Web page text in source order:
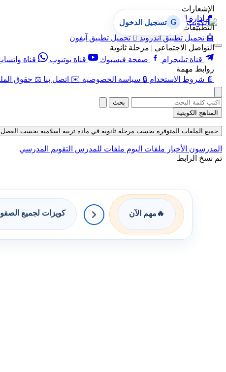
الإشعارات
🔔 إدارة الإشعارات
التطبيقات
🤖 تحميل تطبيق أندرويد  تحميل تطبيق آيفون
التواصل الاجتماعي | مرحلة ثانوية
قناة تيليجرام
صفحة فيسبوك قناة يوتيوب قناة
روابط مهمة
📄 شروط الاستخدام 🔒 سياسة الخصوصية ✉️ اتصل بنا ⚖️ حقوق
G تسجيل الدخول
بحث
المناهج الكويتية
جميع الملفات المتوفرة بحسب مرحلة ثانوية في مادة تربية اسلامية بحسب الفصل
المدرسون الأخبار ملفات اليوم ملفات للمدرس التقويم المدرسي
تم نسخ الرابط
🔥 مهم الآن كويزات لجميع